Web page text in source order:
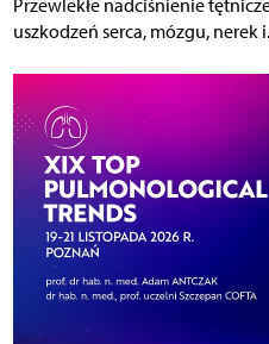
Przewlekłe nadciśnienie
uszkodzeń serca, mózgu, nerek